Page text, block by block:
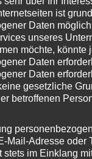
ein
mit bis zu 100
Natürlich ist
richtig großen
des
die Hochzeitsfeier
einem
ist
Daten
unseres
möchte, könnte
Daten
Daten
gesetzliche
betroffenen
Mail-Adresse oder
stets im Einklang